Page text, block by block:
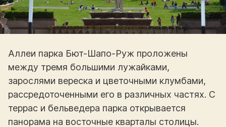
Аллеи парка Бют-Шапо-Руж проложены
между тремя большими лужайками,
зарослями вереска и цветочными клумбами,
рассредоточенными его в различных частях. С
террас и бельведера парка открывается
панорама на восточные кварталы столицы.